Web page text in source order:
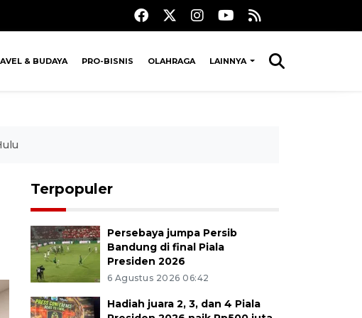
& BUDAYA PRO-BISNIS OLAHRAGA LAINNYA
Terpopuler
Persebaya jumpa Persib
Bandung di final Piala
Presiden 2026
6 Agustus 2026 06:42
Hadiah juara 2, 3, dan 4 Piala